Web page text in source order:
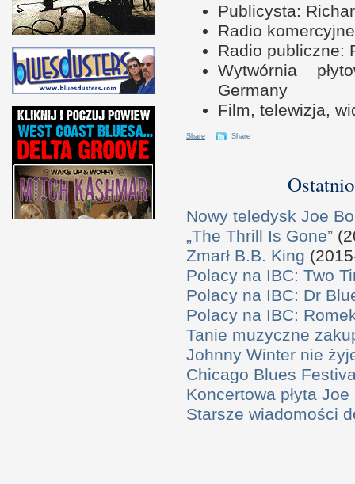
Publicysta:
Radio
Radio publiczne:
Wytwórnia
Germany
Film, telewizja,
Share Share
Nowy teledysk Joe
„The Thrill Is Gone”
Zmarł B.B. King
Polacy na IBC: Two
Polacy na IBC: Dr
Polacy na IBC:
Tanie muzyczne
Johnny Winter nie
Chicago Blues
Koncertowa płyta
Starsze wiadomości